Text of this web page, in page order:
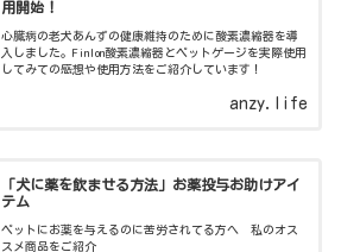
用開始！
心臓病の老犬あんずの健康維持のために酸素濃縮器を導
入しました。Finlon酸素濃縮器とペットゲージを実際使用
してみての感想や使用方法をご紹介しています！
anzy.life
「犬に薬を飲ませる方法」お薬投与お助けアイ
テム
ペットにお薬を与えるのに苦労されてる方へ 私のオス
スメ商品をご紹介